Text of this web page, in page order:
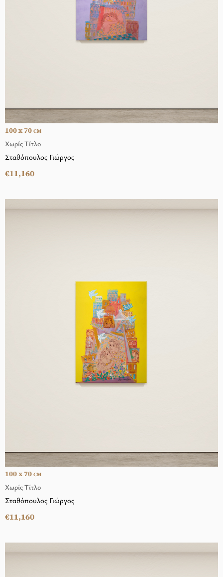
Χωρίς Τίτλο
100 x 70 CM
Σταθόπουλος Γιώργος
€11,160
Χωρίς Τίτλο
100 x 70 CM
Σταθόπουλος Γιώργος
€11,160